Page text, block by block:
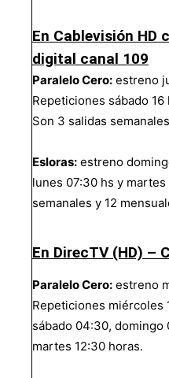
En Cablevisión HD
digital canal 109
Paralelo Cero: estreno
Repeticiones sábado
Son 3 salidas
Esloras: estreno
lunes 07:30 hs y
semanales y 12
En DirecTV (HD) –
Paralelo Cero: estreno
Repeticiones miércoles
sábado 04:30, domingo
martes 12:30 horas.